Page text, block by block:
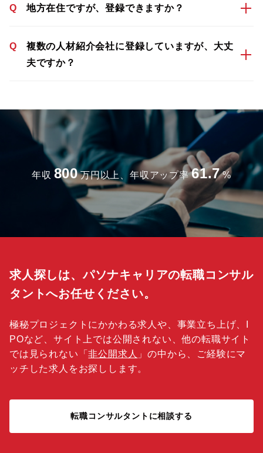
Q 地方在住ですが、登録できますか？
Q
複数の人材紹介会社に登録していますが、大丈
夫ですか？
年収 800 万円以上、年収アップ率 61.7 %
求人探しは、パソナキャリアの転職コンサル
タントへお任せください。
極秘プロジェクトにかかわる求人や、事業立ち上げ、I
POなど、サイト上では公開されない、他の転職サイト
では見られない「非公開求人 」の中から、ご経験にマ
ッチした求人をお探しします。
転職コンサルタントに相談する